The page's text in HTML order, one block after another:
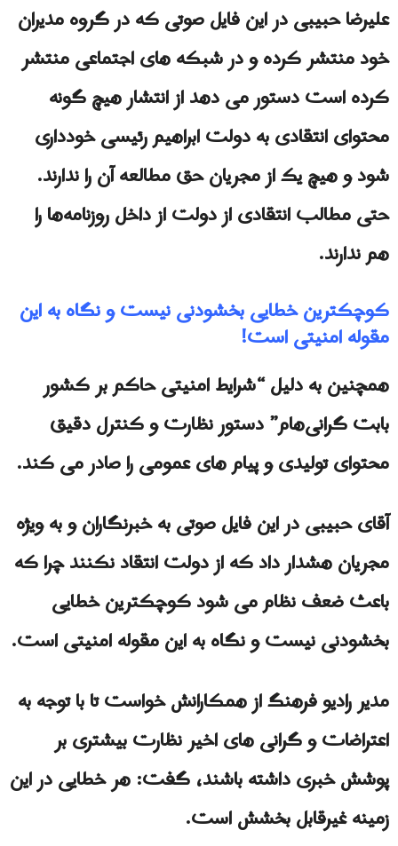
علیرضا حبیبی در این فایل صوتی که در گروه مدیران
خود منتشر کرده و در شبکه های اجتماعی منتشر
کرده است دستور می دهد از انتشار هیچ گونه
محتوای انتقادی به دولت ابراهیم رئیسی خودداری
شود و هیچ یک از مجریان حق مطالعه آن را ندارند.
حتی مطالب انتقادی از دولت از داخل روزنامه‌ها را
هم ندارند.
کوچکترین خطایی بخشودنی نیست و نگاه به این
مقوله امنیتی‌ است!
همچنین به دلیل “شرایط امنیتی حاکم بر کشور
بابت گرانی‌هام” دستور نظارت و کنترل دقیق
محتوای تولیدی و پیام های عمومی را صادر می کند.
آقای حبیبی در این فایل صوتی به خبرنگاران و به ویژه
مجریان هشدار داد که از دولت انتقاد نکنند چرا که
باعث ضعف نظام می شود کوچکترین خطایی
بخشودنی نیست و نگاه به این مقوله امنیتی‌ است.
مدیر رادیو فرهنگ از همکارانش خواست تا با توجه به
اعتراضات و گرانی های اخیر نظارت بیشتری بر
پوشش خبری داشته باشند، گفت: هر خطایی در این
زمینه غیرقابل بخشش است.